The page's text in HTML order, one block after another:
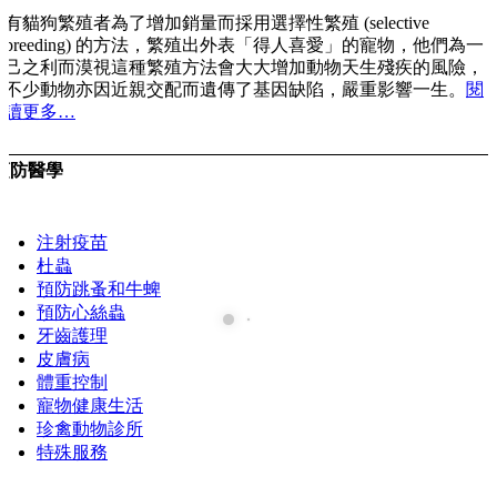
有貓狗繁殖者為了增加銷量而採用選擇性繁殖 (selective
breeding) 的方法，繁殖出外表「得人喜愛」的寵物，他們為一
己之利而漠視這種繁殖方法會大大增加動物天生殘疾的風險，
不少動物亦因近親交配而遺傳了基因缺陷，嚴重影響一生。 閱
讀更多…
防醫學
注射疫苗
杜蟲
預防跳蚤和牛蜱
預防心絲蟲
牙齒護理
皮膚病
體重控制
寵物健康生活
珍禽動物診所
特殊服務